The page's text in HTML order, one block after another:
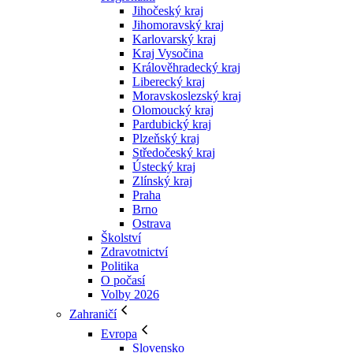
Jihočeský kraj
Jihomoravský kraj
Karlovarský kraj
Kraj Vysočina
Králověhradecký kraj
Liberecký kraj
Moravskoslezský kraj
Olomoucký kraj
Pardubický kraj
Plzeňský kraj
Středočeský kraj
Ústecký kraj
Zlínský kraj
Praha
Brno
Ostrava
Školství
Zdravotnictví
Politika
O počasí
Volby 2026
Zahraničí
Evropa
Slovensko